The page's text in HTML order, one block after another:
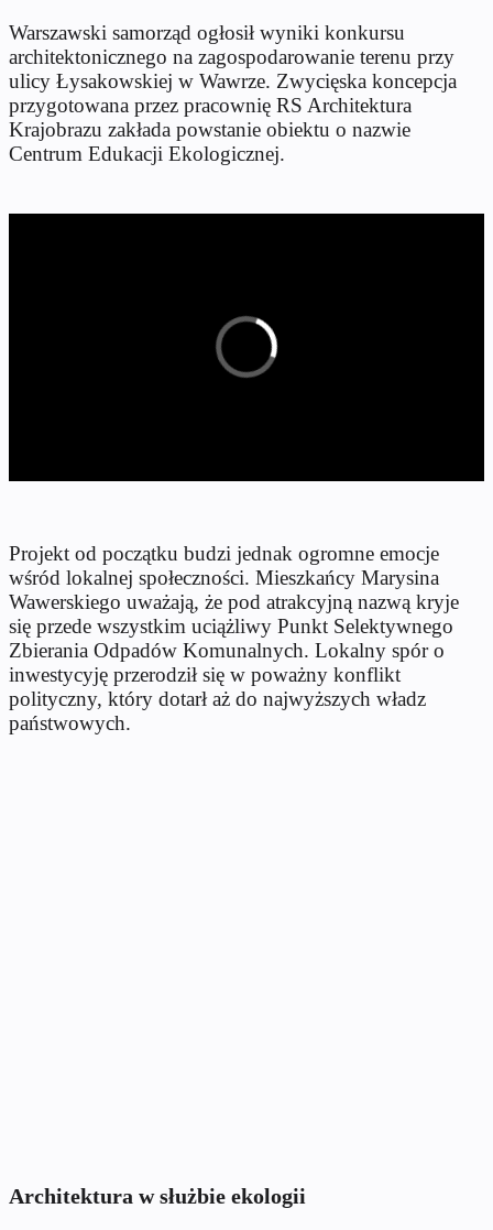
Warszawski samorząd ogłosił wyniki konkursu
architektonicznego na zagospodarowanie terenu przy
ulicy Łysakowskiej w Wawrze. Zwycięska koncepcja
przygotowana przez pracownię RS Architektura
Krajobrazu zakłada powstanie obiektu o nazwie
Centrum Edukacji Ekologicznej.
Projekt od początku budzi jednak ogromne emocje
wśród lokalnej społeczności. Mieszkańcy Marysina
Wawerskiego uważają, że pod atrakcyjną nazwą kryje
się przede wszystkim uciążliwy Punkt Selektywnego
Zbierania Odpadów Komunalnych. Lokalny spór o
inwestycyję przerodził się w poważny konflikt
polityczny, który dotarł aż do najwyższych władz
państwowych.
Architektura w służbie ekologii